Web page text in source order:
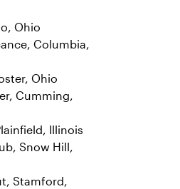
Ohio
Columbia,
Ohio
Cumming,
Illinois
Snow Hill,
Stamford,